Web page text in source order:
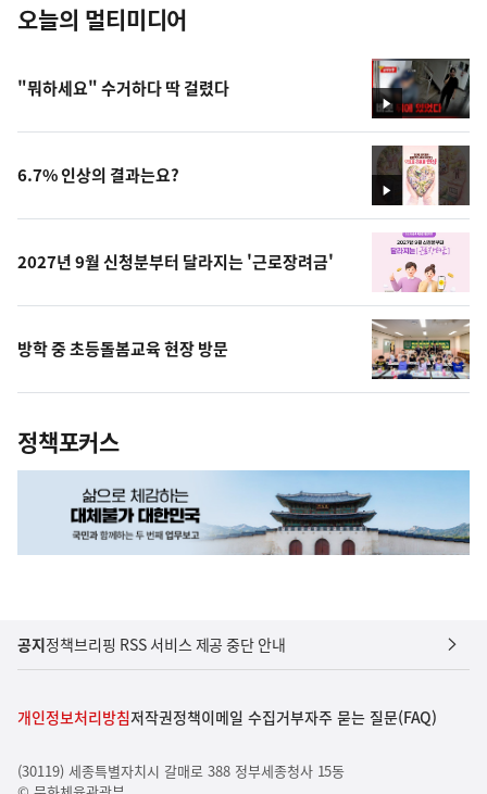
오늘의 멀티미디어
영
상
"뭐하세요" 수거하다 딱 걸렸다
영
상
6.7% 인상의 결과는요?
2027년 9월 신청분부터 달라지는 '근로장려금'
방학 중 초등돌봄교육 현장 방문
정책포커스
공지정책브리핑 RSS 서비스 제공 중단 안내
개인정보처리방침저작권정책이메일 수집거부자주 묻는 질문(FAQ)
(30119) 세종특별자치시 갈매로 388 정부세종청사 15동